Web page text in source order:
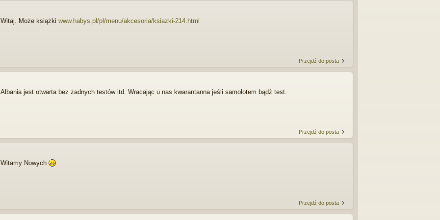
Witaj. Może książki www.habys.pl/pl/menu/akcesoria/ksiazki-214.html
Przejdź do posta
Albania jest otwarta bez żadnych testów itd. Wracając u nas kwarantanna jeśli samolotem bądź test.
Przejdź do posta
Witamy Nowych
Przejdź do posta